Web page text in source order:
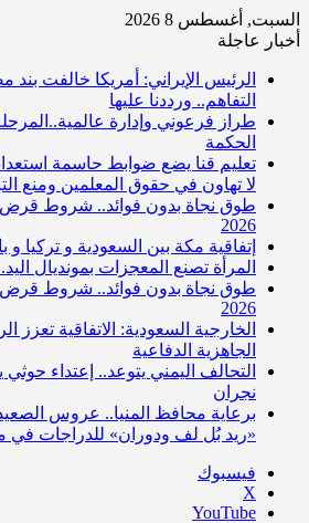
السبت, أغسطس 8 2026
أخبار عاجلة
الرئيس الإيراني: أمريكا خالفت
التفاهم.. ورددنا عليها
طراز فرعوني وإدارة
الحكمة
تعليم قنا يضع ضوابط حاسمة
لا تهاون في حقوق المعلمين ومنع
طوق نجاة بدون فوائد.. شروط قرض
2026
إتفاقية مكة بين السعودية و
المرأة تصنع المعجزات بمونديال
طوق نجاة بدون فوائد.. شروط قرض
2026
الخارجية السعودية: الاتفاقية تعزز
الجاهزية الدفاعية
التحالف اليمني يتوعد.. إعتداء
نجران
برعاية محافظ المنيا.. عروس
«ريد بُل لف ودوران» للدراجات في
فيسبوك
‫X
‫YouTube